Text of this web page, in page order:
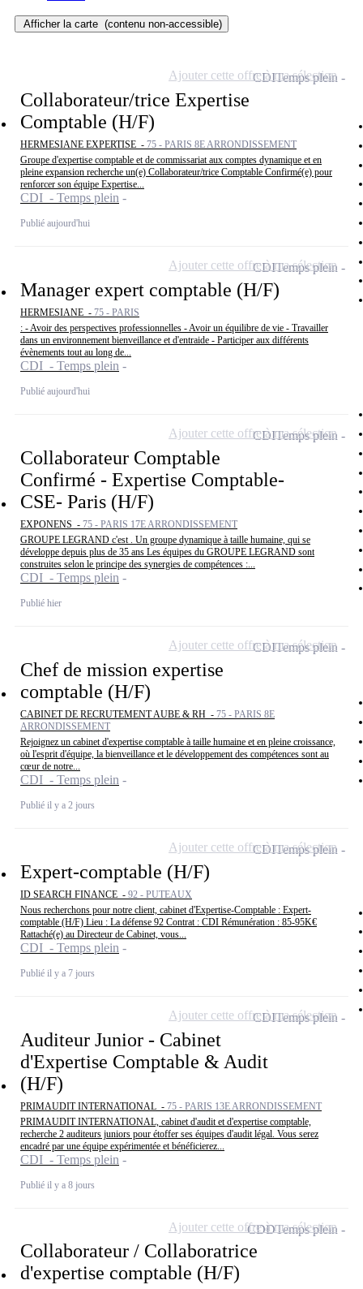
Afficher la carte (contenu non-accessible)
Collaborateur/trice Expertise
Comptable (H/F)
HERMESIANE EXPERTISE - 75 - PARIS 8E ARRONDISSEMENT
Groupe d'expertise comptable et de commissariat aux comptes dynamique et en
pleine expansion recherche un(e) Collaborateur/trice Comptable Confirmé(e) pour
renforcer son équipe Expertise...
CDI - Temps plein
Publié aujourd'hui
CDITemps plein
Ajouter cette offre à ma sélection
Manager expert comptable (H/F)
HERMESIANE - 75 - PARIS
: - Avoir des perspectives professionnelles - Avoir un équilibre de vie - Travailler
dans un environnement bienveillance et d'entraide - Participer aux différents
évènements tout au long de...
CDI - Temps plein
Publié aujourd'hui
CDITemps plein
Ajouter cette offre à ma sélection
Collaborateur Comptable
Confirmé - Expertise Comptable-
CSE- Paris (H/F)
EXPONENS - 75 - PARIS 17E ARRONDISSEMENT
GROUPE LEGRAND c'est . Un groupe dynamique à taille humaine, qui se
développe depuis plus de 35 ans Les équipes du GROUPE LEGRAND sont
construites selon le principe des synergies de compétences :...
CDI - Temps plein
Publié hier
CDITemps plein
Ajouter cette offre à ma sélection
Chef de mission expertise
comptable (H/F)
CABINET DE RECRUTEMENT AUBE & RH - 75 - PARIS 8E
ARRONDISSEMENT
Rejoignez un cabinet d'expertise comptable à taille humaine et en pleine croissance,
où l'esprit d'équipe, la bienveillance et le développement des compétences sont au
cœur de notre...
CDI - Temps plein
Publié il y a 2 jours
CDITemps plein
Ajouter cette offre à ma sélection
Expert-comptable (H/F)
ID SEARCH FINANCE - 92 - PUTEAUX
Nous recherchons pour notre client, cabinet d'Expertise-Comptable : Expert-
comptable (H/F) Lieu : La défense 92 Contrat : CDI Rémunération : 85-95K€
Rattaché(e) au Directeur de Cabinet, vous...
CDI - Temps plein
Publié il y a 7 jours
CDITemps plein
Ajouter cette offre à ma sélection
Auditeur Junior - Cabinet
d'Expertise Comptable & Audit
(H/F)
PRIMAUDIT INTERNATIONAL - 75 - PARIS 13E ARRONDISSEMENT
PRIMAUDIT INTERNATIONAL, cabinet d'audit et d'expertise comptable,
recherche 2 auditeurs juniors pour étoffer ses équipes d'audit légal. Vous serez
encadré par une équipe expérimentée et bénéficierez...
CDI - Temps plein
Publié il y a 8 jours
CDITemps plein
Ajouter cette offre à ma sélection
Collaborateur / Collaboratrice
d'expertise comptable (H/F)
CDDTemps plein
Ajouter cette offre à ma sélection